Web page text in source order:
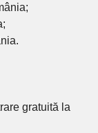
gratuită la